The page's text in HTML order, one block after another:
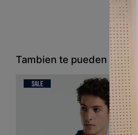
Tambien te pueden